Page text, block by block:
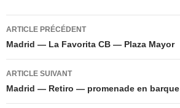
Navigation
des
articles
ARTICLE PRÉCÉDENT
Madrid — La Favorita CB — Plaza Mayor
ARTICLE SUIVANT
Madrid — Retiro — promenade en barque